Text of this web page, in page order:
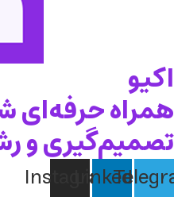
اکیو
همراه حرفه‌ای
تصمیم‌گیری و
Linkedin
Instagram